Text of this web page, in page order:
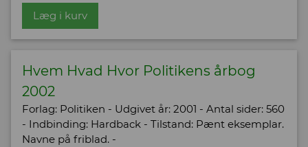
Læg i kurv
Hvem Hvad Hvor Politikens årbog
2002
Forlag: Politiken - Udgivet år: 2001 - Antal sider: 560
- Indbinding: Hardback - Tilstand: Pænt eksemplar.
Navne på friblad. -